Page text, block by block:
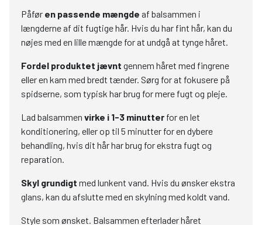
Påfør en passende mængde af balsammen i
længderne af dit fugtige hår. Hvis du har fint hår, kan du
nøjes med en lille mængde for at undgå at tynge håret.
Fordel produktet jævnt gennem håret med fingrene
eller en kam med bredt tænder. Sørg for at fokusere på
spidserne, som typisk har brug for mere fugt og pleje.
Lad balsammen virke i 1-3 minutter for en let
konditionering, eller op til 5 minutter for en dybere
behandling, hvis dit hår har brug for ekstra fugt og
reparation.
Skyl grundigt med lunkent vand. Hvis du ønsker ekstra
glans, kan du afslutte med en skylning med koldt vand.
Style som ønsket. Balsammen efterlader håret